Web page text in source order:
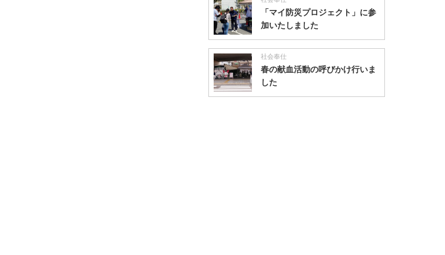
「マイ防災プロジェクト」に参
加いたしました
社会奉仕
春の献血活動の呼びかけ行いま
した